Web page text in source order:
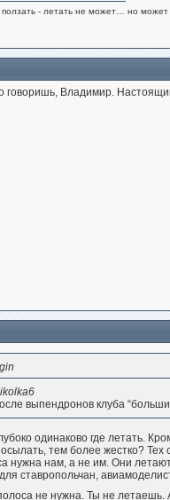
- летать не может… но может
говоришь, Владимир.
выпендронов клуба
одинаково где летать.
тем более жестко? Тех
нужна нам, а не им. Они
ставропольчан,
не нужна. Ты не